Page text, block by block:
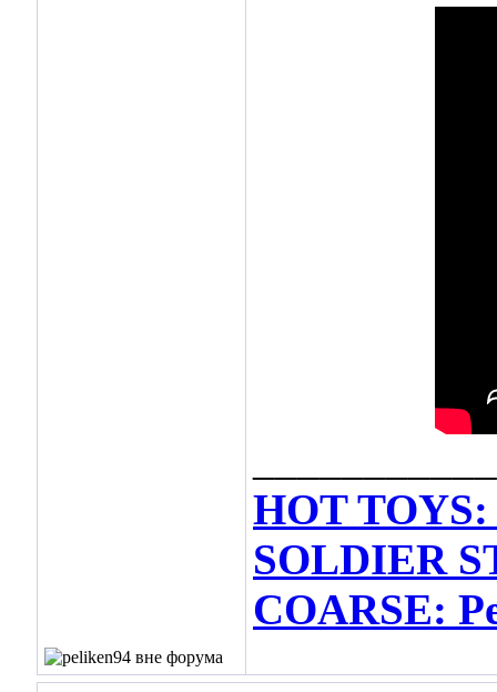
HOT TOYS:
SOLDIER
COARSE: